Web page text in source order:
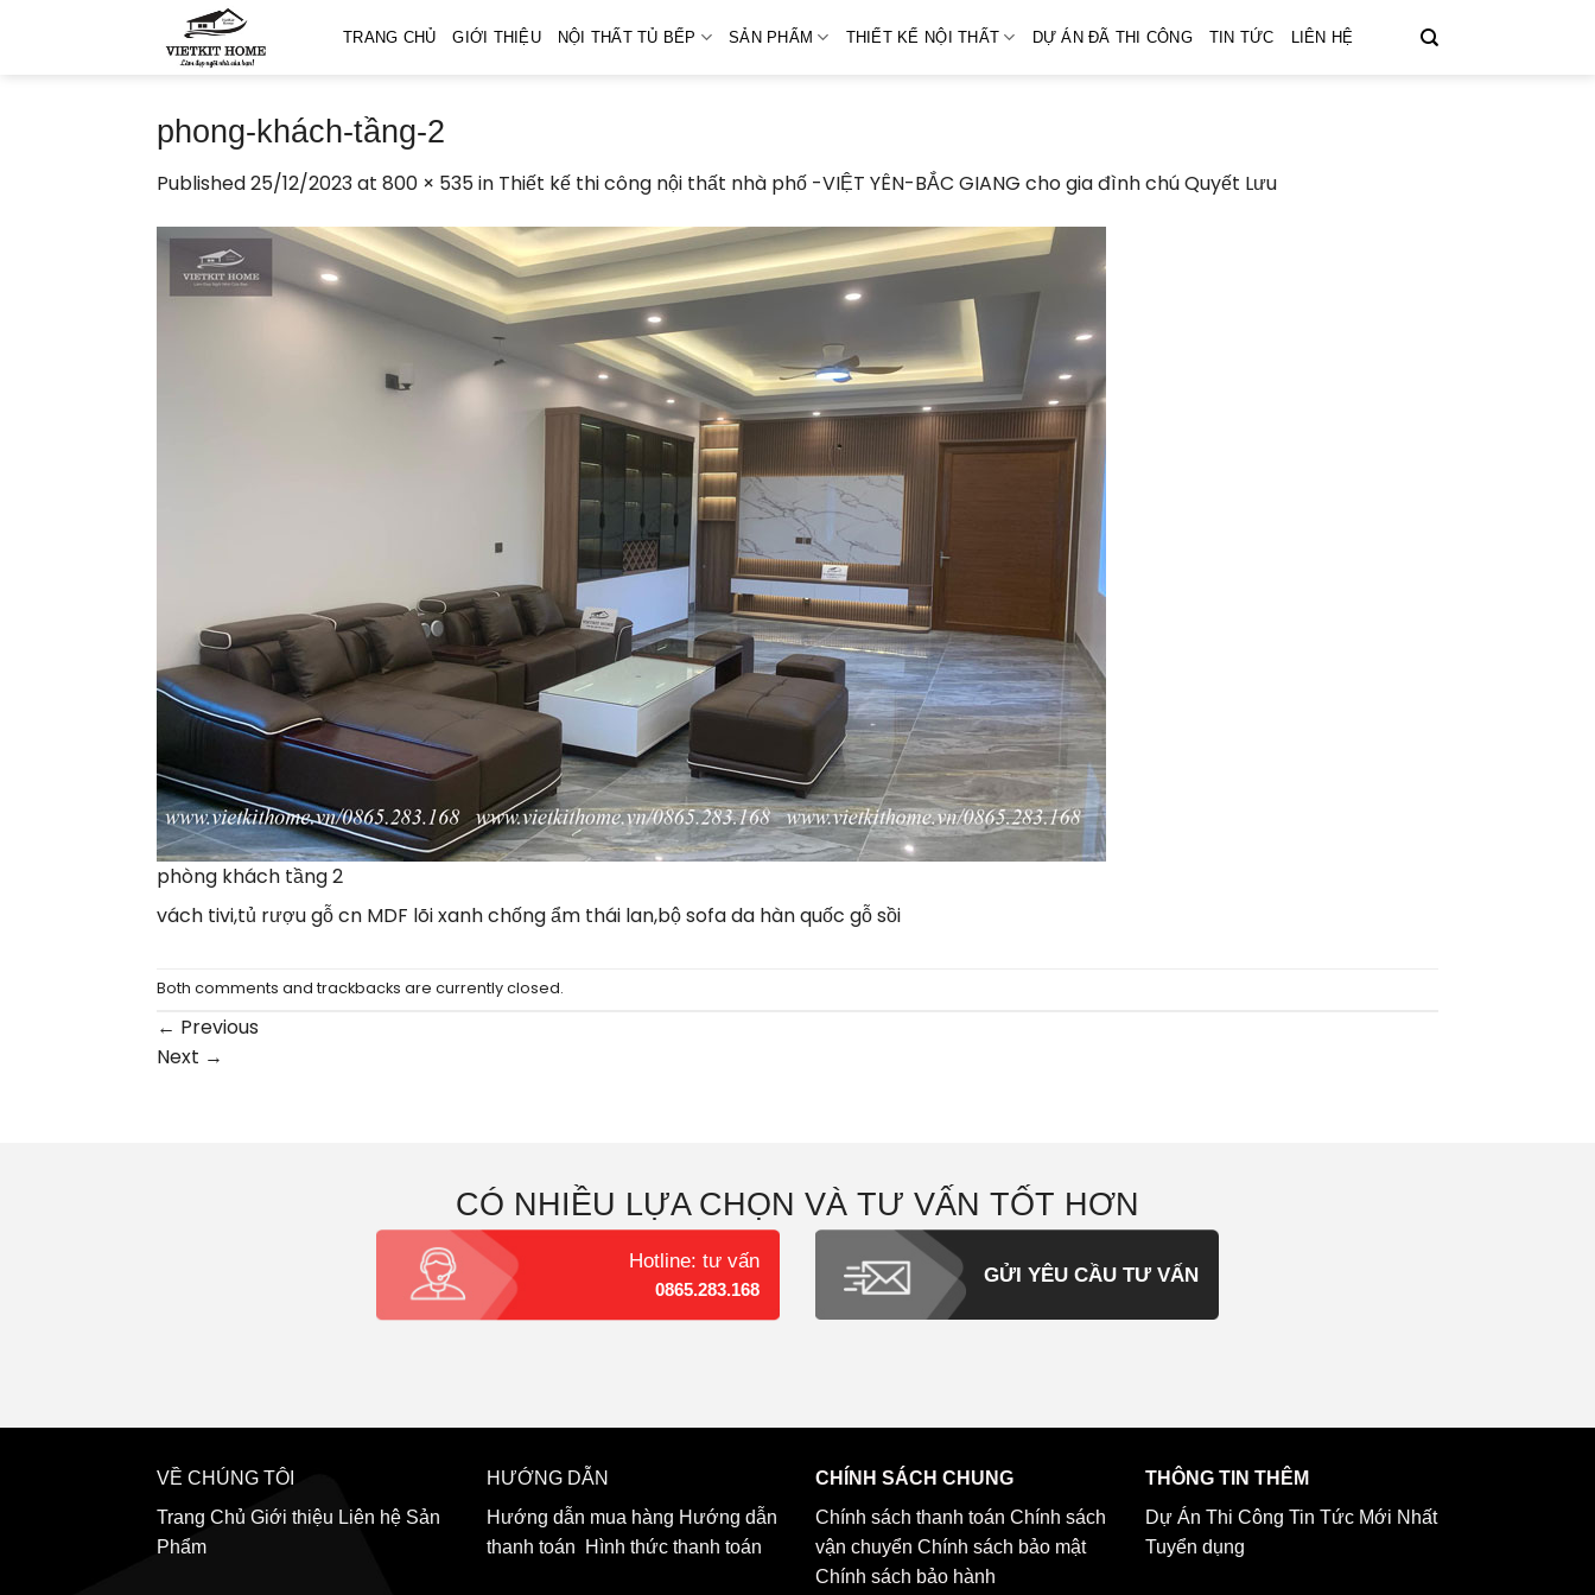
TRANG CHỦ GIỚI THIỆU NỘI THẤT TỦ BẾP SẢN PHẨM THIẾT KẾ NỘI THẤT DỰ ÁN ĐÃ THI CÔNG TIN TỨC LIÊN HỆ
phong-khách-tầng-2
Published25/12/2023at 800 × 535in Thiết kế thi công nội thất nhà phố -VIỆT YÊN-BẮC GIANG cho gia đình chú Quyết Lưu
phòng khách tầng 2
vách tivi,tủ rượu gỗ cn MDF lõi xanh chống ẩm thái lan,bộ sofa da hàn quốc gỗ sồi
Both comments and trackbacks are currently closed.
← Previous
Next →
CÓ NHIỀU LỰA CHỌN VÀ TƯ VẤN TỐT HƠN
Hotline: tư vấn
0865.283.168
GỬI YÊU CẦU TƯ VẤN
VỀ CHÚNG TÔI
Trang Chủ Giới thiệu Liên hệ Sản
Phẩm
HƯỚNG DẪN
Hướng dẫn mua hàng Hướng dẫn
thanh toán
Hình thức thanh toán
CHÍNH SÁCH CHUNG
Chính sách thanh toán Chính sách
vận chuyển Chính sách bảo mật
Chính sách bảo hành
THÔNG TIN THÊM
Dự Án Thi Công Tin Tức Mới Nhất
Tuyển dụng